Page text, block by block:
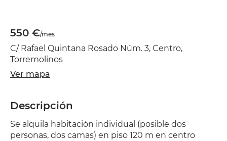
550 €/mes
C/ Rafael Quintana Rosado Núm. 3, Centro,
Torremolinos
Ver mapa
Descripción
Se alquila habitación individual (posible dos
personas, dos camas) en piso 120 m en centro